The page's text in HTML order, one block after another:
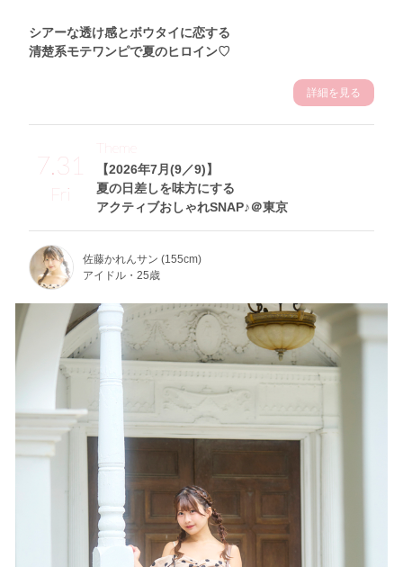
シアーな透け感とボウタイに恋する
清楚系モテワンピで夏のヒロイン♡
詳細を見る
7.31
Fri
【2026年7月(9／9)】
夏の日差しを味方にする
アクティブおしゃれSNAP♪＠東京
Theme
佐藤かれんサン (155cm)
アイドル・25歳